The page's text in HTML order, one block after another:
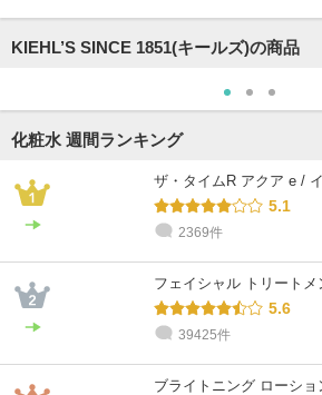
KIEHL’S SINCE 1851(キールズ)の商品
化粧水 週間ランキング
ザ・タイムR アクア e /
5.1
2369件
フェイシャル トリート
5.6
39425件
ブライトニング ローシ